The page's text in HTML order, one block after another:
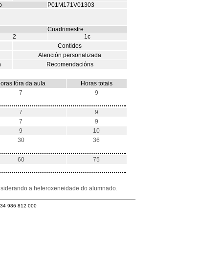
P01M171V01303
Cuadrimestre
2
1c
Contidos
Atención personalizada
Recomendacións
fóra da aula
Horas totais
7 9
7
9
7
9
9
10
30 36
60 75
a heteroxeneidade do alumnado.
986 812 000